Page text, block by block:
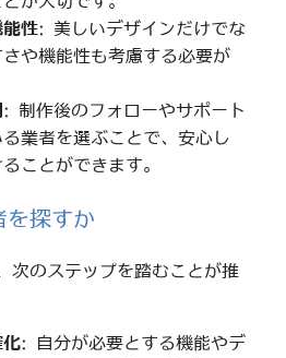
能性: 美しいデザインだけでな
さや機能性も考慮する必要が
: 制作後のフォローやサポート
業者を選ぶことで、安心し
ことができます。
を探すか
次のステップを踏むことが推
化: 自分が必要とする機能やデ